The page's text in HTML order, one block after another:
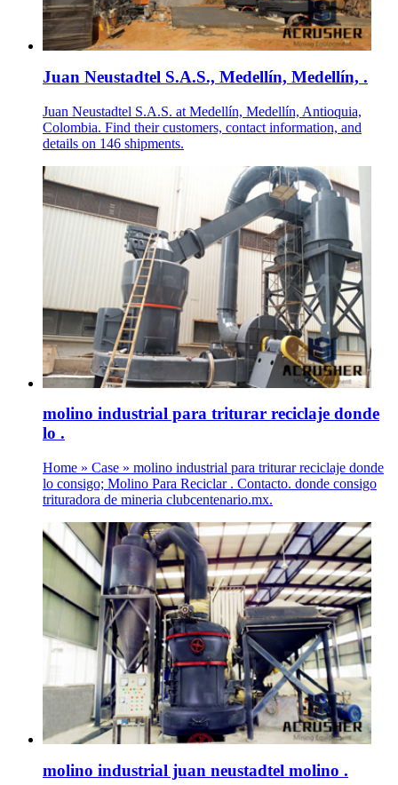
Juan Neustadtel S.A.S., Medellín, Medellín, .
Juan Neustadtel S.A.S. at Medellín, Medellín, Antioquia,
Colombia. Find their customers, contact information, and
details on 146 shipments.
molino industrial para triturar reciclaje donde
lo .
Home » Case » molino industrial para triturar reciclaje donde
lo consigo; Molino Para Reciclar . Contacto. donde consigo
trituradora de mineria clubcentenario.mx.
molino industrial juan neustadtel molino .